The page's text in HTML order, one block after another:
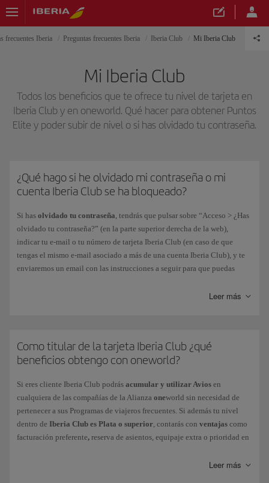
frecuentes Iberia Preguntas frecuentes Iberia Iberia Club Mi Iberia Club
Mi Iberia Club
Todos los beneficios que te ofrece tu nivel de tarjeta en
Iberia Club y en oneworld. Qué hacer para obtener Puntos
Elite y poder subir de nivel o si has olvidado tu contraseña.
¿Qué hago si he olvidado mi contraseña o mi
cuenta Iberia Club se ha bloqueado?
Si has olvidado tu contraseña, tendrás que pulsar sobre “Acceso > ¿Has
olvidado tu contraseña?” (en la parte superior derecha de la web),
indicar tu e-mail o tu número de tarjeta Iberia Club (en caso de que
tengas el mismo e-mail asociado a más de una cuenta Iberia Club), y te
enviaremos un email con las instrucciones a seguir para que puedas
en un plazo de 3 horas, y que es conveniente que borres el historial y las
En el caso de Contraseña caducada , deberás seguir las indicaciones que
te proporciona el mismo sistema al introducirlo. Recuerda que deberás
desde el menú Mi Perfil > Configuración de tu cuenta > Seguridad e
inicio de sesión.
Si se ha producido un bloqueo de tu cuenta
, contacta con nosotros a
través de este
formulario
Leer más
Como titular de la tarjeta Iberia Club ¿qué
beneficios obtengo con oneworld?
Si eres cliente Iberia Club podrás acumular y utilizar Avios en
cualquiera de las compañías de la Alianza oneworld sin necesidad de
pertenecer a sus Programas de viajeros frecuentes. Si además tu nivel
dentro de Iberia Club es Plata o superior, contarás con ventajas como
facturación preferente, reserva de asientos, equipaje extra o prioridad en
al volar en otrasLeer más